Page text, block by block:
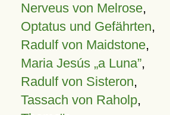
Nerveus von Melrose,
Optatus und Gefährten,
Radulf von Maidstone,
Maria Jesús „a Luna”,
Radulf von Sisteron,
Tassach von Raholp,